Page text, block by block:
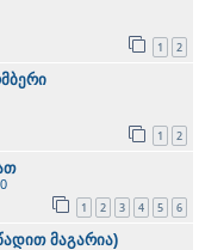
1 2
1 2
1 2 3 4 5 6
მაგარია)